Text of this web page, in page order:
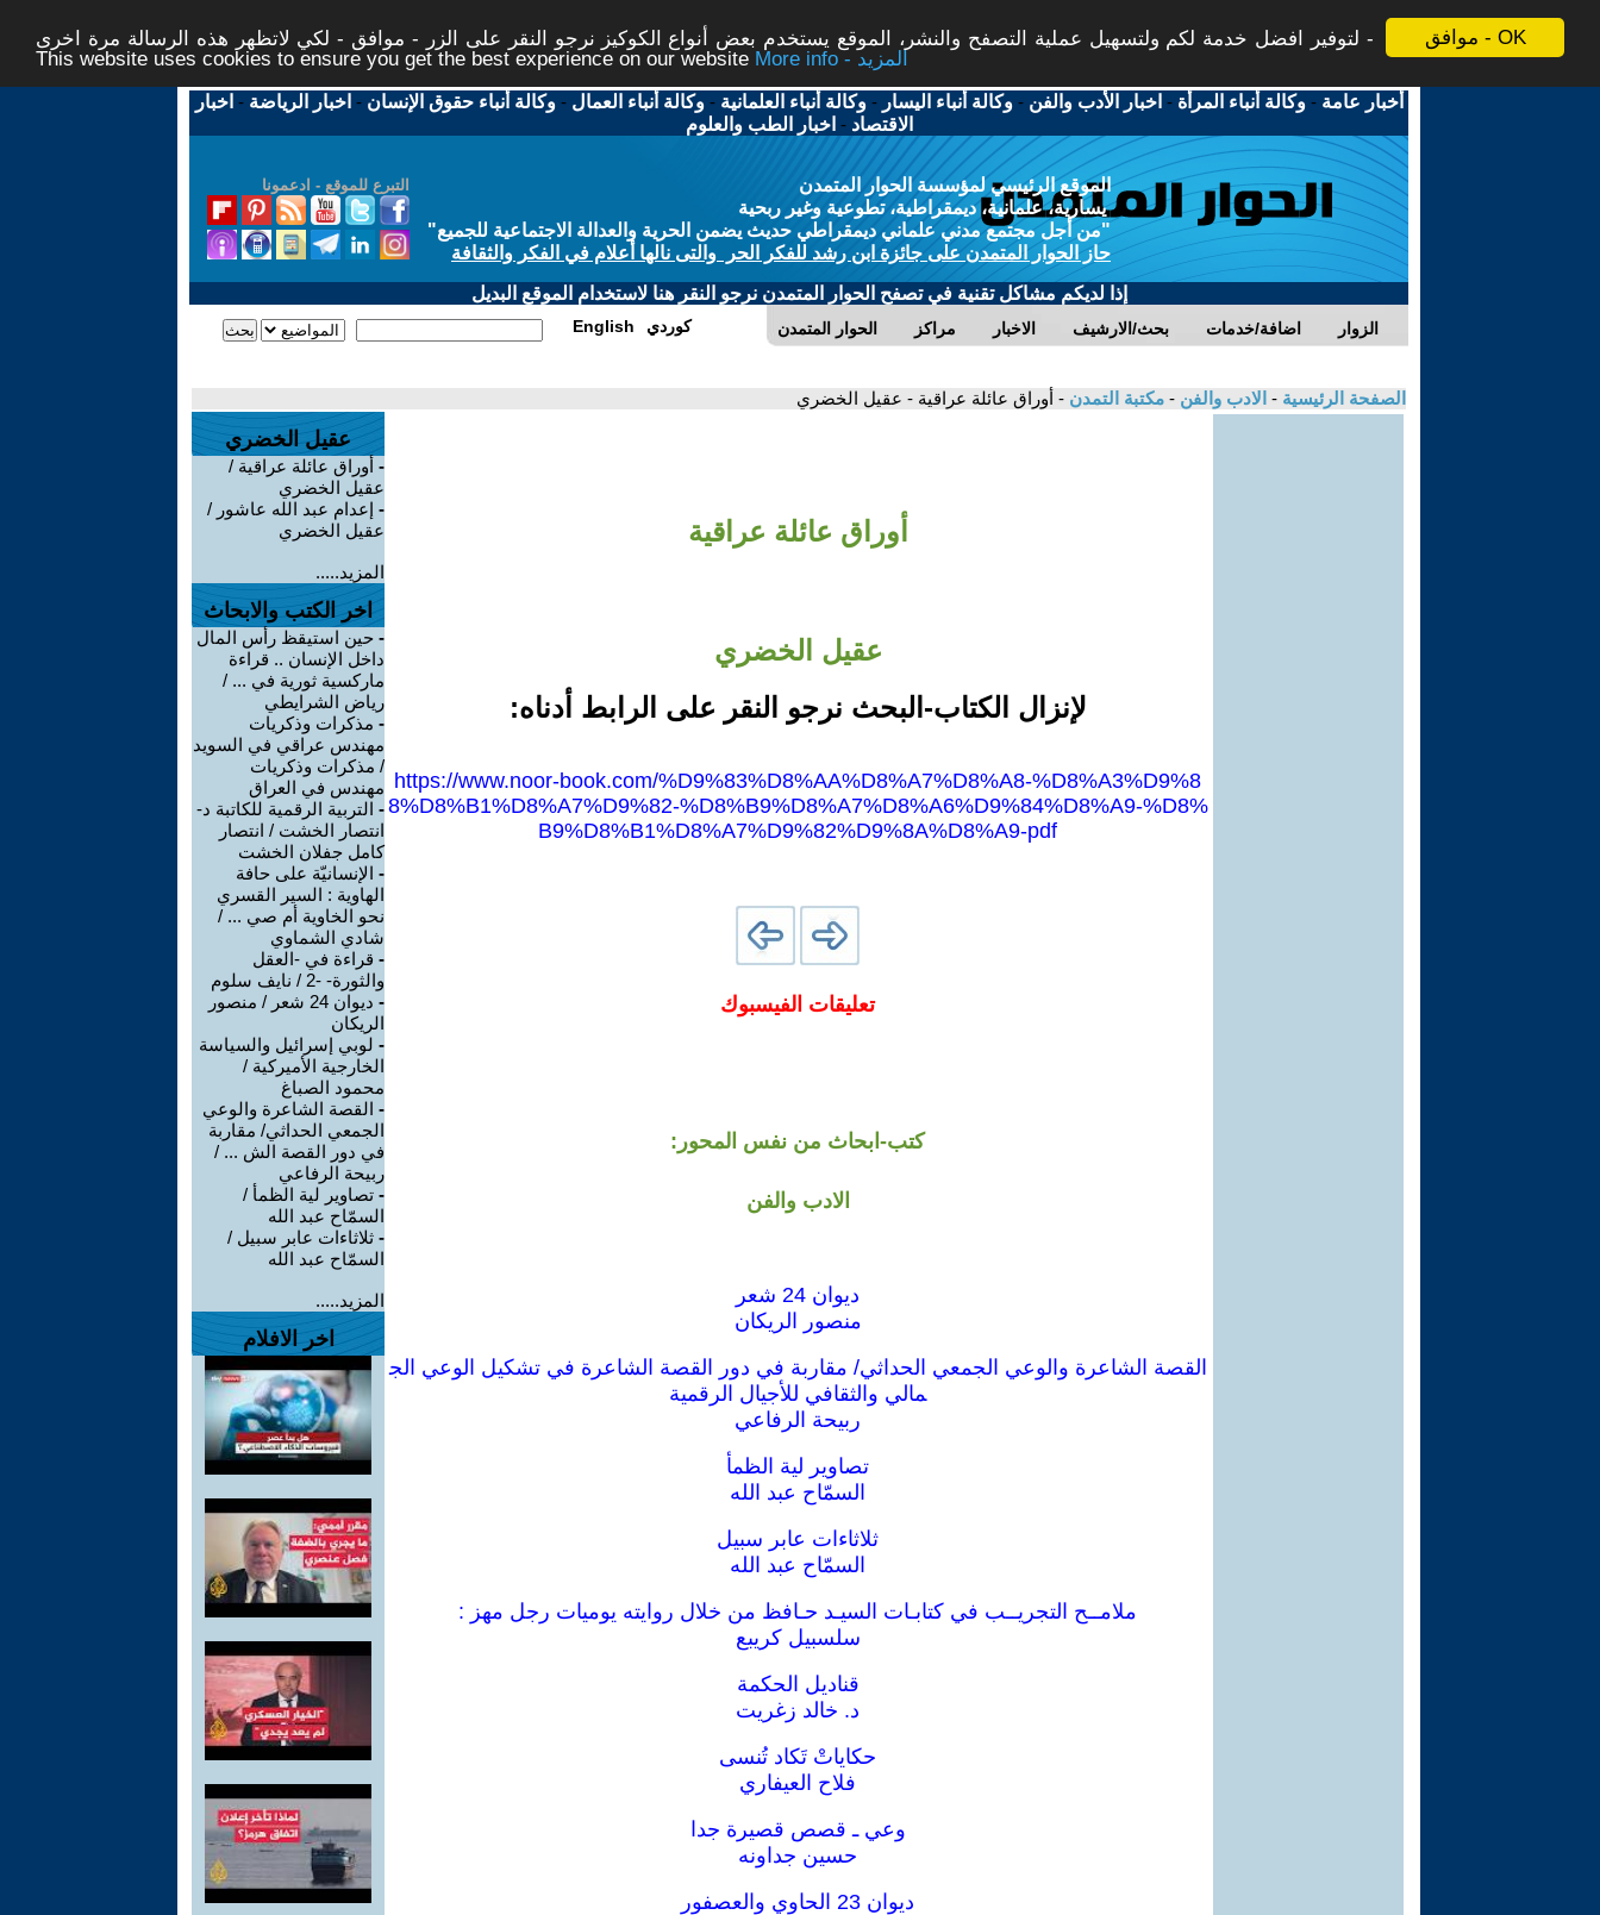
موافق - OK
لتوفير افضل خدمة لكم ولتسهيل عملية التصفح والنشر، الموقع يستخدم بعض أنواع الكوكيز نرجو النقر على الزر - موافق - لكي لاتظهر هذه الرسالة مرة اخرى -
This website uses cookies to ensure you get the best experience on our website
More info - المزيد
أخبار عامة -وكالة أنباء المرأة - اخبار الأدب والفن -وكالة أنباء اليسار -وكالة أنباء العلمانية -وكالة أنباء العمال -وكالة أنباء حقوق الإنسان - اخبار الرياضة - اخبار
الاقتصاد - اخبار الطب والعلوم
التبرع للموقع - ادعمونا
الموقع الرئيسي لمؤسسة الحوار المتمدن
يسارية، علمانية، ديمقراطية، تطوعية وغير ربحية
"من أجل مجتمع مدني علماني ديمقراطي حديث يضمن الحرية والعدالة الاجتماعية للجميع"
حاز الحوار المتمدن على جائزة ابن رشد للفكر الحر والتى نالها أعلام في الفكر والثقافة
إذا لديكم مشاكل تقنية في تصفح الحوار المتمدن نرجو النقر هنا لاستخدام الموقع البديل
الحوار المتمدن مراكز الاخبار بحث/الارشيف اضافة/خدمات الزوار English كوردي
الصفحة الرئيسية - الادب والفن - مكتبة التمدن - أوراق عائلة عراقية - عقيل الخضري
أوراق عائلة عراقية
عقيل الخضري
لإنزال الكتاب-البحث نرجو النقر على الرابط أدناه:
https://www.noor-book.com/%D9%83%D8%AA%D8%A7%D8%A8-%D8%A3%D9%8
8%D8%B1%D8%A7%D9%82-%D8%B9%D8%A7%D8%A6%D9%84%D8%A9-%D8%
B9%D8%B1%D8%A7%D9%82%D9%8A%D8%A9-pdf
تعليقات الفيسبوك
كتب-ابحاث من نفس المحور:
الادب والفن
ديوان 24 شعر
منصور الريكان
القصة الشاعرة والوعي الجمعي الحداثي/ مقاربة في دور القصة الشاعرة في تشكيل الوعي الج
مالي والثقافي للأجيال الرقمية
ربيحة الرفاعي
تصاوير لية الظمأ
السمّاح عبد الله
ثلاثاءات عابر سبيل
السمّاح عبد الله
ملامــح التجريــب في كتابـات السيـد حـافظ من خلال روايته يوميات رجل مهز :
سلسبيل كريبع
قناديل الحكمة
د. خالد زغريت
حكاياتْ تَكاد تُنسى
فلاح العيفاري
وعي ـ قصص قصيرة جدا
حسين جداونه
ديوان 23 الحاوي والعصفور
عقيل الخضري
- أوراق عائلة عراقية /
عقيل الخضري
- إعدام عبد الله عاشور /
عقيل الخضري
المزيد.....
اخر الكتب والابحاث
- حين استيقظ رأس المال
داخل الإنسان .. قراءة
ماركسية ثورية في ... /
رياض الشرايطي
- مذكرات وذكريات
مهندس عراقي في السويد
/ مذكرات وذكريات
مهندس في العراق
- التربية الرقمية للكاتبة د-
انتصار الخشت / انتصار
كامل جفلان الخشت
- الإنسانيّة على حافة
الهاوية : السير القسري
نحو الخاوية أم صي ... /
شادي الشماوي
- قراءة في -العقل
والثورة- -2 / نايف سلوم
-
ديوان 24 شعر / منصور
الريكان
- لوبي إسرائيل والسياسة
الخارجية الأميركية /
محمود الصباغ
- القصة الشاعرة والوعي
الجمعي الحداثي/ مقاربة
في دور القصة الش ... /
ربيحة الرفاعي
- تصاوير لية الظمأ /
السمّاح عبد الله
- ثلاثاءات عابر سبيل /
السمّاح عبد الله
المزيد.....
اخر الافلام